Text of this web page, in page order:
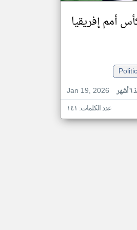
أمم إفريقيا
Jan 19, 2026
عدد الكلمات: ١٤١